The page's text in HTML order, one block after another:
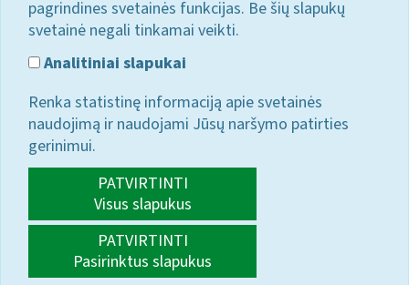
pagrindines svetainės funkcijas. Be šių slapukų
svetainė negali tinkamai veikti.
Analitiniai slapukai
Renka statistinę informaciją apie svetainės
naudojimą ir naudojami Jūsų naršymo patirties
gerinimui.
PATVIRTINTI
Visus slapukus
PATVIRTINTI
Pasirinktus slapukus